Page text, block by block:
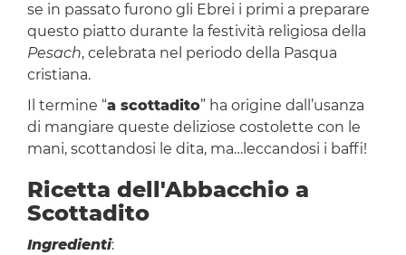
se in passato furono gli Ebrei i primi a preparare
questo piatto durante la festività religiosa della
Pesach, celebrata nel periodo della Pasqua
cristiana.
Il termine “a scottadito” ha origine dall’usanza
di mangiare queste deliziose costolette con le
mani, scottandosi le dita, ma…leccandosi i baffi!
Ricetta dell'Abbacchio a
Scottadito
Ingredienti: